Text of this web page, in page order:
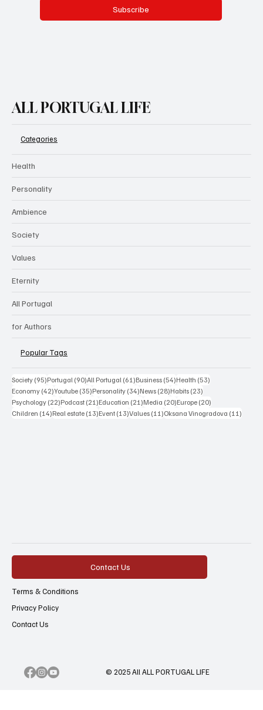
Subscribe
ALL PORTUGAL LIFE
Categories
Health
Personality
Ambience
Society
Values
Eternity
All Portugal
for Authors
Popular Tags
Society (95)95 posts
Portugal (90)90 posts
All Portugal (61)61 posts
Business (54)54 posts
Health (53)
Economy (42)42 posts
Youtube (35)35 posts
Personality (34)34 posts
News (28)28 posts
Habits (23)
Psychology (22)22 posts
Podcast (21)21 posts
Education (21)21 posts
Media (20)20 posts
Europe (20)
Children (14)14 posts
Real estate (13)13 posts
Event (13)13 posts
Values (11)11 posts
Oksana Vinogradova (11)
© 2025 All ALL PORTUGAL LIFE
Contact Us
Terms & Conditions
Privacy Policy
Contact Us